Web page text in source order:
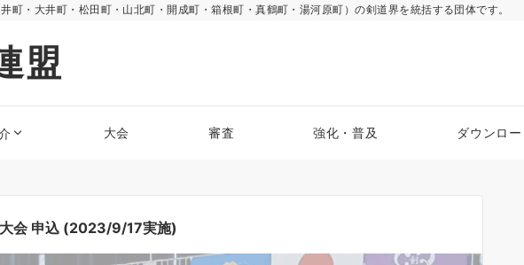
町・大井町・松田町・山北町・開成町・箱根町・真鶴町・湯河原町）の剣道界を統括する団体です。
盟
大会 審査 強化・普及 ダウンロ
会 申込 (2023/9/17実施)